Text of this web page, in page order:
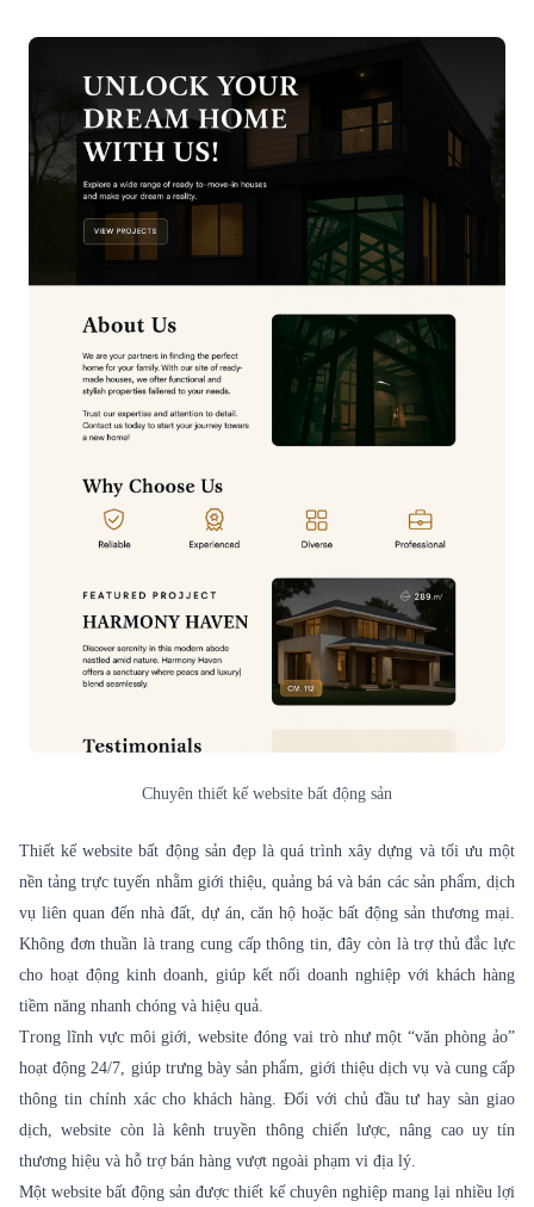
Chuyên thiết kế website bất động sản
Thiết kế website bất động sản đẹp là quá trình xây dựng và tối ưu một
nền tảng trực tuyến nhằm giới thiệu, quảng bá và bán các sản phẩm, dịch
vụ liên quan đến nhà đất, dự án, căn hộ hoặc bất động sản thương mại.
Không đơn thuần là trang cung cấp thông tin, đây còn là trợ thủ đắc lực
cho hoạt động kinh doanh, giúp kết nối doanh nghiệp với khách hàng
tiềm năng nhanh chóng và hiệu quả.
Trong lĩnh vực môi giới, website đóng vai trò như một “văn phòng ảo”
hoạt động 24/7, giúp trưng bày sản phẩm, giới thiệu dịch vụ và cung cấp
thông tin chính xác cho khách hàng. Đối với chủ đầu tư hay sàn giao
dịch, website còn là kênh truyền thông chiến lược, nâng cao uy tín
thương hiệu và hỗ trợ bán hàng vượt ngoài phạm vi địa lý.
Một website bất động sản được thiết kế chuyên nghiệp mang lại nhiều lợi